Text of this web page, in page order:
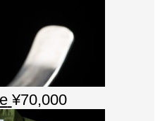
¥70,000